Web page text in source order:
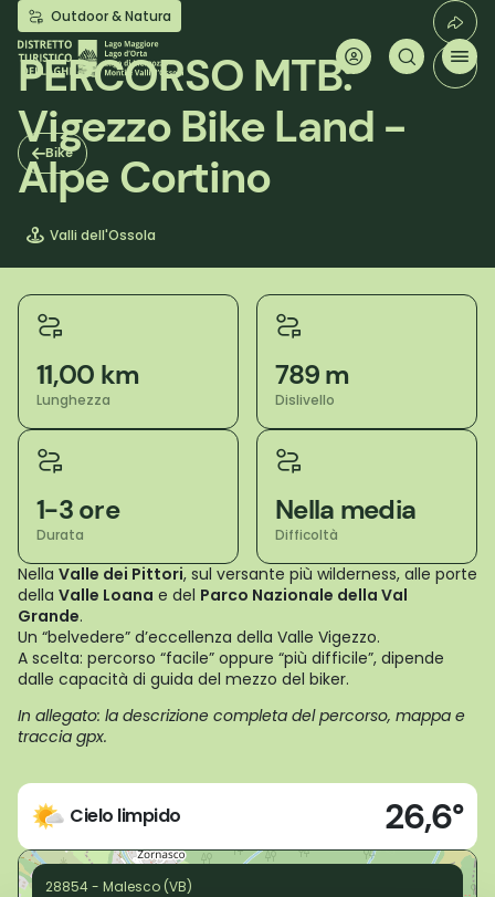
Salta
contenuto
principale
Bike
Outdoor & Natura
PERCORSO MTB:
Vigezzo Bike Land -
Alpe Cortino
Valli dell'Ossola
11,00 km
Lunghezza
789 m
Dislivello
1-3 ore
Durata
Nella media
Difficoltà
Nella Valle dei Pittori, sul versante più wilderness, alle porte
della Valle Loana e del Parco Nazionale della Val
Grande.
Un “belvedere” d’eccellenza della Valle Vigezzo.
A scelta: percorso “facile” oppure “più difficile”, dipende
dalle capacità di guida del mezzo del biker.
In allegato: la descrizione completa del percorso, mappa e
traccia gpx.
Cielo limpido 26,6°
28854 - Malesco (VB)